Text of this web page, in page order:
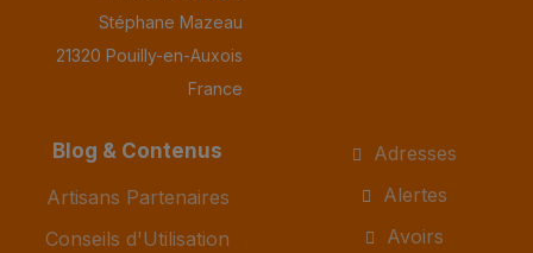
Stéphane Mazeau
21320 Pouilly-en-Auxois
France
Blog & Contenus
Artisans Partenaires
Conseils d'Utilisation
Adresses
Alertes
Avoirs